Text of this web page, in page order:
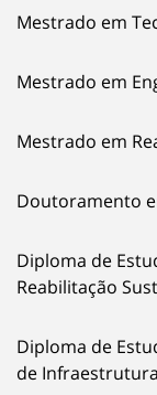
Mestrado em
Mestrado em
Mestrado em
Doutoramento
Diploma de
Reabilitação
Diploma de
de